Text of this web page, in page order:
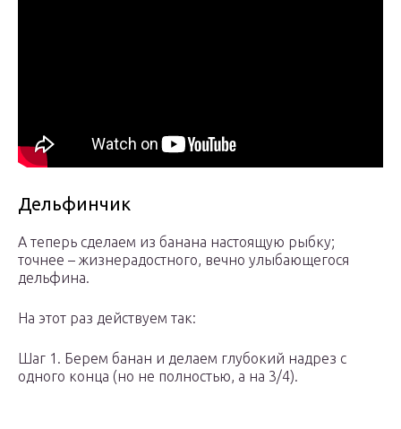
Дельфинчик
А теперь сделаем из банана настоящую рыбку;
точнее – жизнерадостного, вечно улыбающегося
дельфина.
На этот раз действуем так:
Шаг 1. Берем банан и делаем глубокий надрез с
одного конца (но не полностью, а на 3/4).